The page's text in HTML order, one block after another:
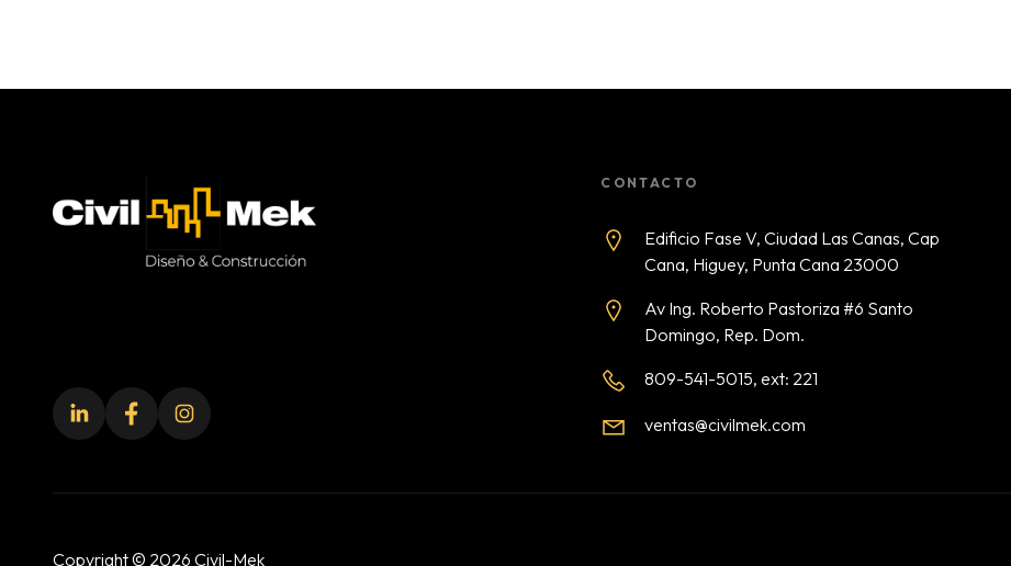
CONTACTO
Edificio Fase V, Ciudad Las Canas, Cap
Cana, Higuey, Punta Cana 23000
Av Ing. Roberto Pastoriza #6 Santo
Domingo, Rep. Dom.
809-541-5015, ext: 221
ventas@civilmek.com
Copyright © 2026 Civil-Mek